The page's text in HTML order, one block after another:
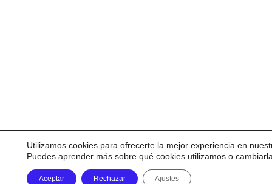
Utilizamos cookies para ofrecerte la mejor experiencia en
Puedes aprender más sobre qué cookies utilizamos o
Aceptar Rechazar Ajustes